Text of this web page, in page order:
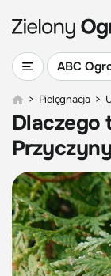
ABC
> Pielęgnacja >
Dlaczego